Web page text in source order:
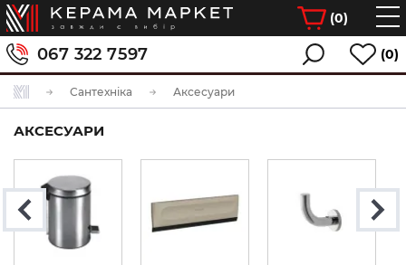
(0)
067 322 7597 (0)
Сантехніка Аксесуари
АКСЕСУАРИ